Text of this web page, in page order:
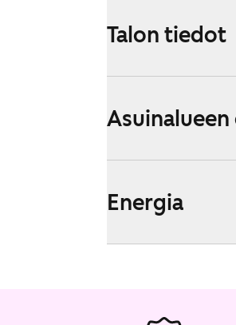
Talon tiedot
Energia